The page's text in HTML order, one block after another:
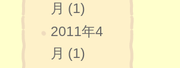
月 (1)
2011年4
月 (1)